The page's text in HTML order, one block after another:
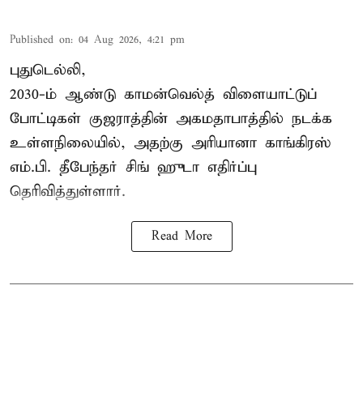
Published on: 04 Aug 2026, 4:21 pm
புதுடெல்லி,
2030-ம் ஆண்டு காமன்வெல்த் விளையாட்டுப்
போட்டிகள் குஜராத்தின் அகமதாபாத்தில் நடக்க
உள்ளநிலையில், அதற்கு அரியானா காங்கிரஸ்
எம்.பி. தீபேந்தர் சிங் ஹுடா எதிர்ப்பு
தெரிவித்துள்ளார்.
Read More